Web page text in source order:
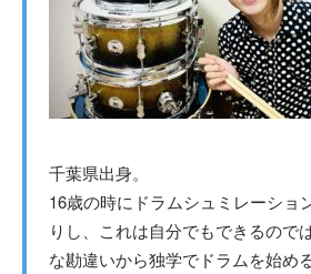
千葉県出身。
16歳の時にドラムシュミレーショ
りし、これは自分でもできるので
な勘違いから独学でドラムを始める